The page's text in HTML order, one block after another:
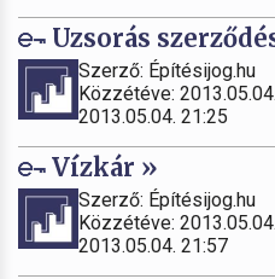
Uzsorás
Szerző: Építésijog.hu
Közzétéve:
2013.05.04. 21:25
Vízkár »
Szerző: Építésijog.hu
Közzétéve:
2013.05.04. 21:57